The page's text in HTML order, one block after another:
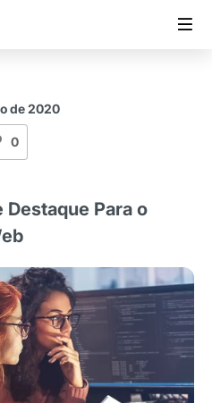
de 2020
0
Para o